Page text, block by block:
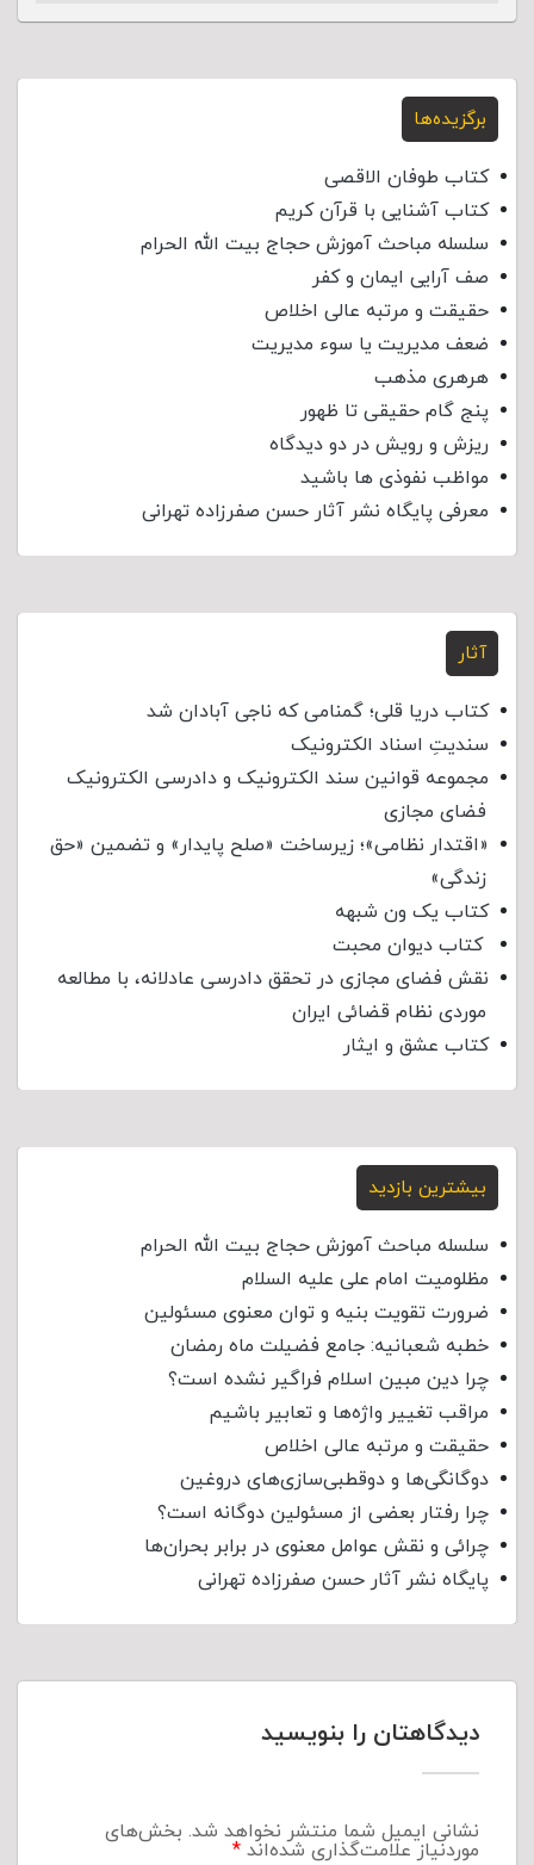
برگزیده‌ها
کتاب طوفان الاقصی
کتاب آشنایی با قرآن کریم
سلسله مباحث آموزش حجاج بیت الله الحرام
صف آرایی ایمان و کفر
حقیقت و مرتبه عالی اخلاص
ضعف مدیریت یا سوء مدیریت
هرهری مذهب
پنج گام حقیقی تا ظهور
ریزش و رویش در دو دیدگاه
مواظب نفوذی‌ ها باشید
معرفی پایگاه نشر آثار حسن صفرزاده تهرانی
آثار
کتاب دریا قلی؛ گمنامی که ناجی آبادان شد
سندیتِ اسناد الکترونیک
مجموعه قوانین سند الکترونیک و دادرسی الکترونیک
فضای مجازی
«اقتدار نظامی»؛ زیرساخت «صلح پایدار» و تضمین «حق
زندگی»
کتاب یک ون شبهه
کتاب دیوان محبت
نقش فضای مجازی در تحقق دادرسی عادلانه، با مطالعه
موردی نظام قضائی ایران
کتاب عشق و ایثار
بیشترین بازدید
سلسله مباحث آموزش حجاج بیت الله الحرام
مظلومیت امام علی علیه السلام
ضرورت تقویت بنیه و توان معنوی مسئولین
خطبه شعبانیه: جامع فضیلت ماه رمضان
چرا دین مبین اسلام فراگیر نشده است؟
مراقب تغییر واژه‌ها و تعابیر باشیم
حقیقت و مرتبه عالی اخلاص
دوگانگی‌ها و دوقطبی‌سازی‌های دروغین
چرا رفتار بعضی از مسئولین دوگانه است؟
چرائی و نقش عوامل معنوی در برابر بحران‌ها
پایگاه نشر آثار حسن صفرزاده تهرانی
دیدگاهتان را بنویسید
نشانی ایمیل شما منتشر نخواهد شد. بخش‌های
موردنیاز علامت‌گذاری شده‌اند*